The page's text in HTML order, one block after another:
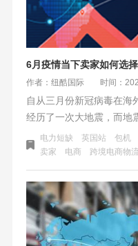
6月疫情当下卖家如何选
作者：纽酷国际 时间：
自从三月份新冠病毒在海
经历了一次大地震，而地
病例，而是来自贸易链
运。当下的国际航空运费
右！
电力短缺 英国站 包机
卖家
电商 跨境电商物